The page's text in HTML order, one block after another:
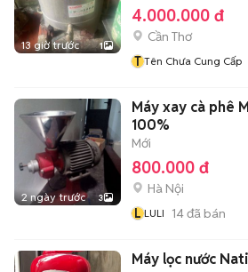
13 giờ trước 1
4.000.000 đ
Cần Thơ
T Tên Chưa Cung Cấp
2 ngày trước 3
Máy xay cà phê
100%
Mới
800.000 đ
Hà Nội
L LULI 14đã bán
Máy lọc nước